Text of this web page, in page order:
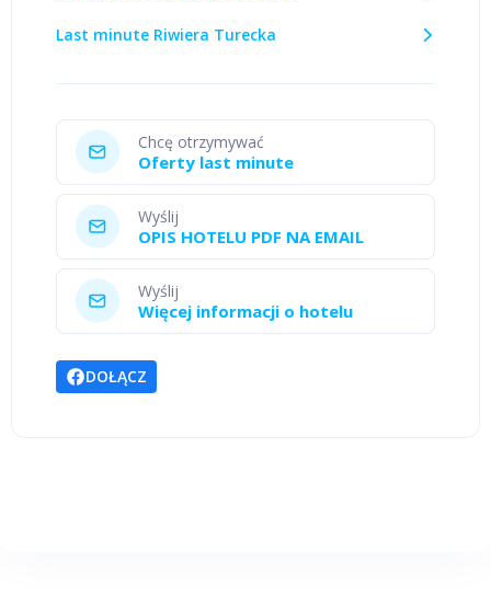
Last minute Riwiera Turecka
Chcę otrzymywać
Oferty last minute
Wyślij
OPIS HOTELU PDF NA EMAIL
Wyślij
Więcej informacji o hotelu
DOŁĄCZ